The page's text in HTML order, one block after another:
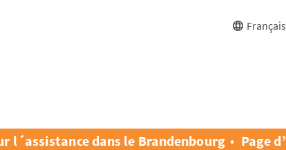
Français
l´assistance dans le Brandenbourg Page